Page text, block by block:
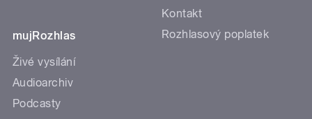
mujRozhlas
Živé vysílání
Audioarchiv
Podcasty
Kontakt
Rozhlasový poplatek